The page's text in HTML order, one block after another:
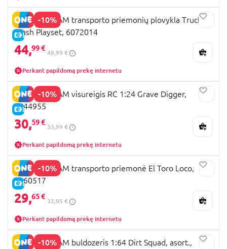
tam puikiai tarnausmašinėlė Monster Jam. Visas
jam rasite Žaislų planetos parduotuvėse ir
internete. Kviečiame ieškoti, lyginti ir rinktis iš
-10%
E-KAINA
MONSTER JAM transporto priemonių plovykla Truck
Wash Playset, 6072014
44,99 €
49,99 €
Perkant papildomą prekę internetu
-10%
E-KAINA
MONSTER JAM visureigis RC 1:24 Grave Digger,
6044955
30,59 €
33,99 €
Perkant papildomą prekę internetu
-10%
E-KAINA
MONSTER JAM transporto priemonė El Toro Loco,
6060517
29,65 €
32,95 €
Perkant papildomą prekę internetu
-10%
MONSTER JAM buldozeris 1:64 Dirt Squad, asort.,